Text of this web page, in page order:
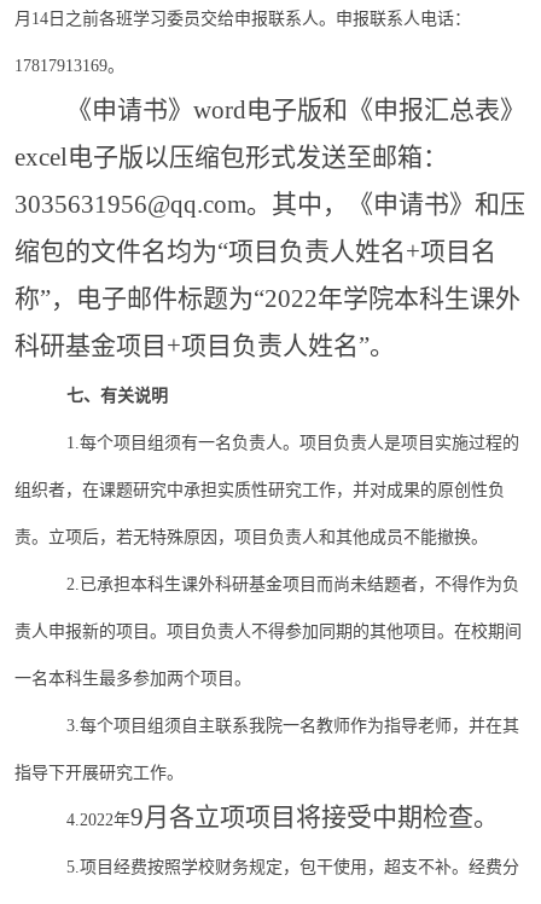
月 14日之前各班学习委员交给申报联系人。申报联系人电话：
17817913169。
《申请书》word电子版和《申报汇总表》
excel电子版以压缩包形式发送至邮箱：
3035631956@qq.com。其中，《申请书》和压
缩包的文件名均为“项目负责人姓名+项目名
称”，电子邮件标题为“2022年学院本科生课外
科研基金项目+项目负责人姓名”。
七、有关说明
1.每个项目组须有一名负责人。项目负责人是项目实施过程的
组织者，在课题研究中承担实质性研究工作，并对成果的原创性负
责。立项后，若无特殊原因，项目负责人和其他成员不能撤换。
2.已承担本科生课外科研基金项目而尚未结题者，不得作为负
责人申报新的项目。项目负责人不得参加同期的其他项目。在校期间
一名本科生最多参加两个项目。
3.每个项目组须自主联系我院一名教师作为指导老师，并在其
指导下开展研究工作。
4.2022年9月各立项项目将接受中期检查。
5.项目经费按照学校财务规定，包干使用，超支不补。经费分